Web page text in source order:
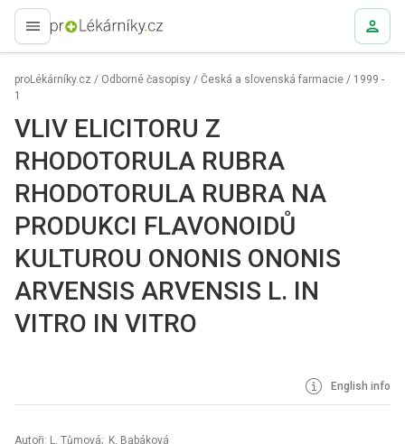
proLékaře.cz
proLékárníky.cz / Odborné časopisy / Česká a slovenská farmacie / 1999 -
1
VLIV ELICITORU Z
RHODOTORULA RUBRA
RHODOTORULA RUBRA NA
PRODUKCI FLAVONOIDŮ
KULTUROU ONONIS ONONIS
ARVENSIS ARVENSIS L. IN
VITRO IN VITRO
English info
Autoři: L. Tůmová; K. Babáková